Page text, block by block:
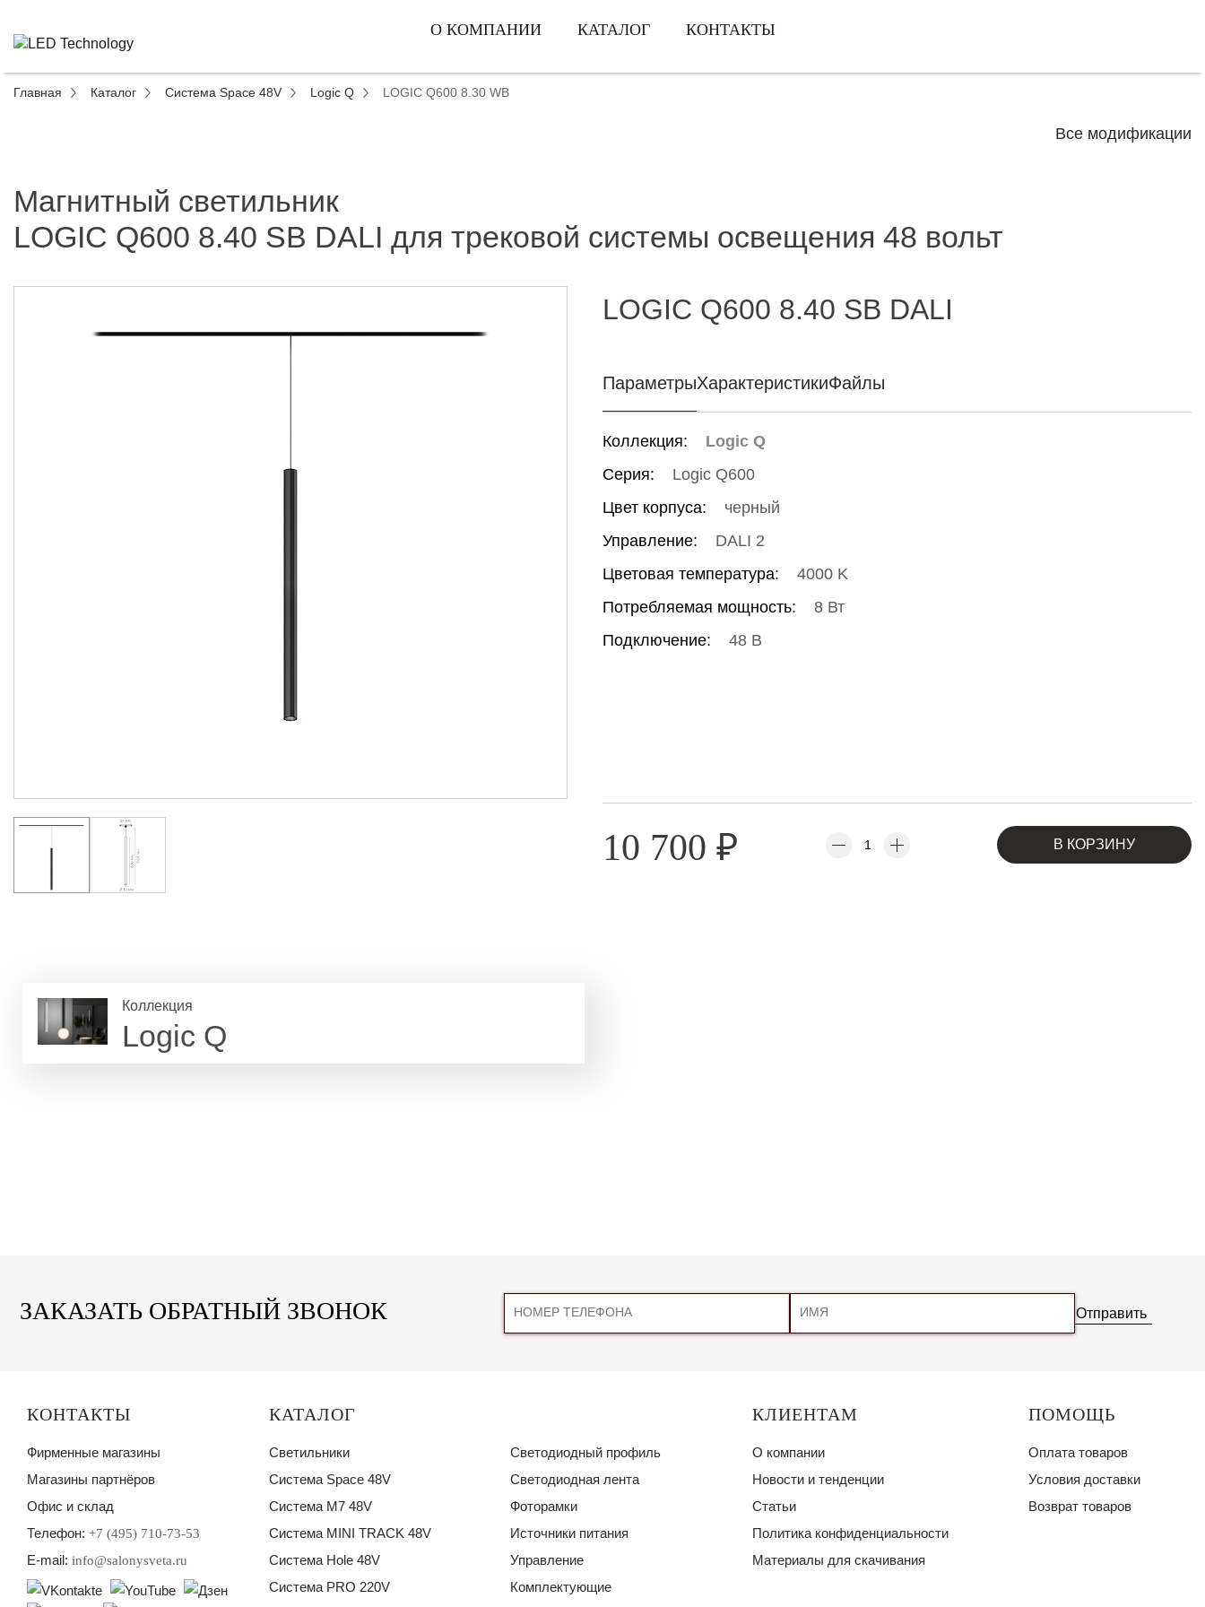
О КОМПАНИИ КАТАЛОГ КОНТАКТЫ
Главная Каталог Система Space 48V Logic Q LOGIC Q600 8.30 WB
Все модификации
Магнитный светильник
LOGIC Q600 8.40 SB DALI для трековой системы освещения 48 вольт
LOGIC Q600 8.40 SB DALI
ПараметрыХарактеристикиФайлы
Коллекция:
Logic Q
Серия:
Logic Q600
Цвет корпуса:
черный
Управление:
DALI 2
Цветовая температура:
4000 K
Потребляемая мощность:
8 Вт
Подключение:
48 В
10 700 ₽ В КОРЗИНУ
Коллекция
Logic Q
ЗАКАЗАТЬ ОБРАТНЫЙ ЗВОНОК Отправить
КАТАЛОГ
Светильники
Система Space 48V
Система M7 48V
Система MINI TRACK 48V
Система Hole 48V
Система PRO 220V
Светодиодный профиль
Светодиодная лента
Фоторамки
Источники питания
Управление
Комплектующие
КЛИЕНТАМ
О компании
Новости и тенденции
Статьи
Политика конфиденциальности
Материалы для скачивания
ПОМОЩЬ
Оплата товаров
Условия доставки
Возврат товаров
КОНТАКТЫ
Фирменные магазины
Магазины партнёров
Офис и склад
Телефон: +7 (495) 710-73-53
E-mail: info@salonysveta.ru